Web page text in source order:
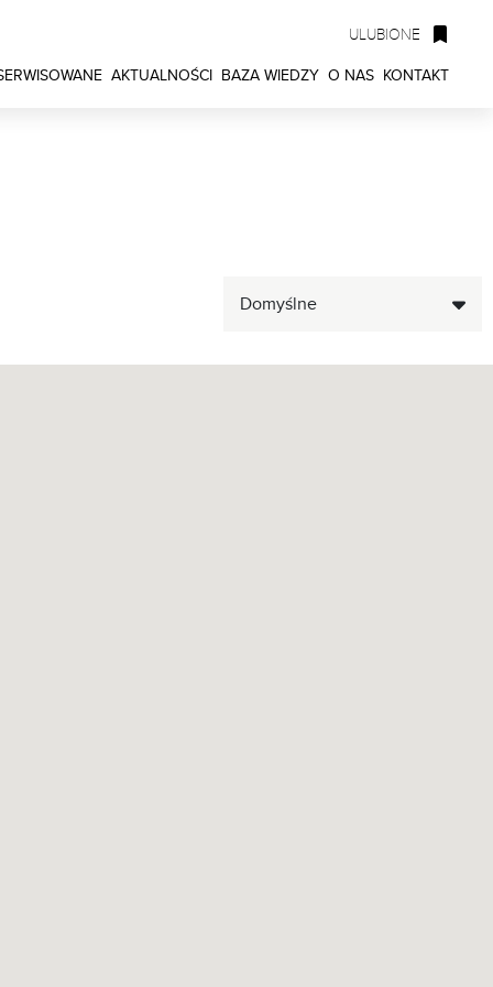
ULUBIONE
AKTUALNOŚCI BAZA WIEDZY O NAS KONTAKT
Domyślne